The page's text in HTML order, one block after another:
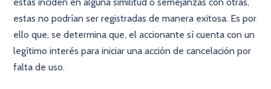
estas no podrían ser registradas de manera exitosa. Es por
ello que, se determina que, el accionante sí cuenta con un
legítimo interés para iniciar una acción de cancelación por
falta de uso.